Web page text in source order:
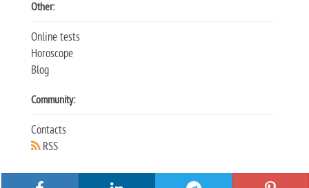
Other:
Online tests
Horoscope
Blog
Community:
Contacts
RSS